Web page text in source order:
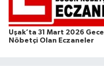
Uşak’ta 31 Mart 2026 Gece
Nöbetçi Olan Eczaneler